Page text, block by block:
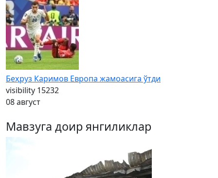
Беҳруз Каримов Европа жамоасига ўтди
visibility 15232
08 август
Мавзуга доир янгиликлар